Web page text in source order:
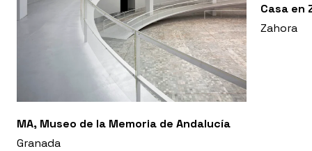
MA, Museo de la Memoria de Andalucía
Granada
Casa en
Zahora